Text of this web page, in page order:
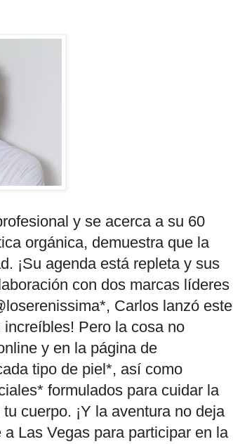
y se acerca a su 60
orgánica, demuestra que la
¡Su agenda está repleta y sus
con dos marcas líderes
Carlos lanzó este
Pero la cosa no
y en la página de
tipo de piel*, así como
formulados para cuidar la
cuerpo. ¡Y la aventura no deja
Las Vegas para participar en la